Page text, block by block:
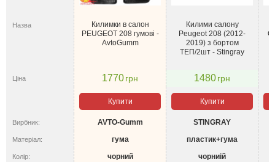
Назва
Килимки в салон
PEUGEOT 208 гумові -
AvtoGumm
Килими салону
Peugeot 208 (2012-
2019) з бортом
ТЕП/2шт - Stingray
Ціна 1770грн 1480грн
Купити Купити
Вирбник: AVTO-Gumm STINGRAY
Матеріал: гума пластик+гума
Колір: чорний чорниій